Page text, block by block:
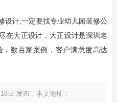
设计,一定要找专业幼儿园装修公
在大正设计，大正设计是深圳老
，数百家案例，客户满意度高达
日 发布，本文地址：